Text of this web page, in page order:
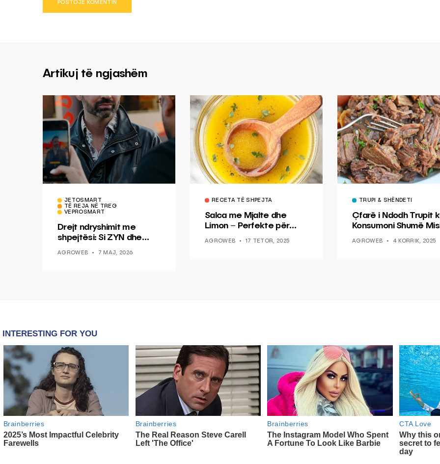
Artikuj të ngjashëm
JETOSMART
TË REJA NË TREG
VEPROSMART
Drejt ndryshimit me
shpejtësi: Si ZYN dhe
epokë të re pa tym
AGROWEB 7 MAJ, 2026
RECETA TË SHPEJTA
Salca me Mjalte dhe
Limon – Perfekte për
AGROWEB 17 TETOR, 2025
TRUPI & SHËNDETI
Çfarë i Ndodh Trupit
Konsumoni Shumë
AGROWEB 4 KORRIK, 2025